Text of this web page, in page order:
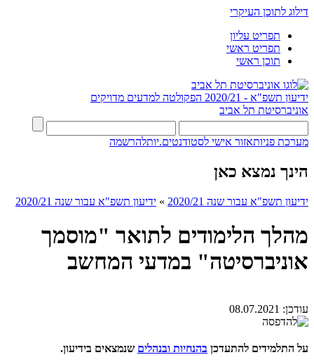
דילוג לתוכן העיקרי
תפריט עליון
תפריט ראשי
תוכן ראשי
ידיעון תשפ"א - 2020/21
הפקולטה למדעים מדויקים
אוניברסיטת תל אביב
מערכת פניותאזור אישי לסטודנטים.יותלהרשמה
הינך נמצא כאן
ידיעון תשפ"א עבור שנה 2020/21 » ידיעון תשפ"א עבור שנה 2020/21
מהלך הלימודים לתואר "מוסמך
אוניברסיטה" במדעי המחשב
עודכן: 08.07.2021
על התלמידים להתעדכן בהנחיות ובנהלים שנמצאים בידיעון.